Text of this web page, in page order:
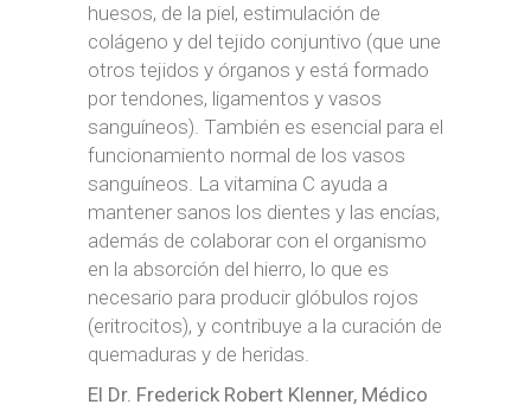
huesos, de la piel, estimulación de
colágeno y del tejido conjuntivo (que une
otros tejidos y órganos y está formado
por tendones, ligamentos y vasos
sanguíneos). También es esencial para el
funcionamiento normal de los vasos
sanguíneos. La vitamina C ayuda a
mantener sanos los dientes y las encías,
además de colaborar con el organismo
en la absorción del hierro, lo que es
necesario para producir glóbulos rojos
(eritrocitos), y contribuye a la curación de
quemaduras y de heridas.
El Dr. Frederick Robert Klenner, Médico